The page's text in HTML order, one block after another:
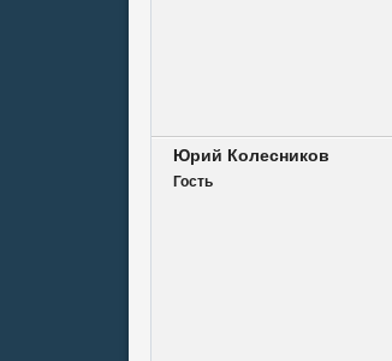
Юрий Колесников
Гость